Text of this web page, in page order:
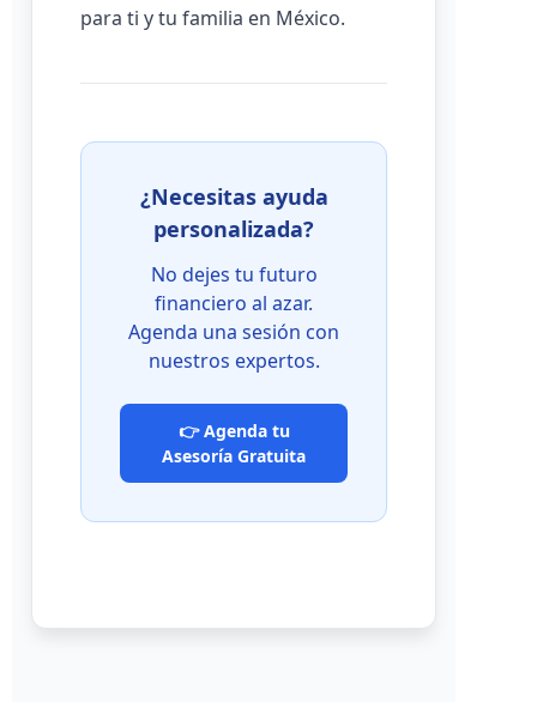
para ti y tu familia en México.
¿Necesitas ayuda
personalizada?
No dejes tu futuro
financiero al azar.
Agenda una sesión con
nuestros expertos.
👉 Agenda tu
Asesoría Gratuita